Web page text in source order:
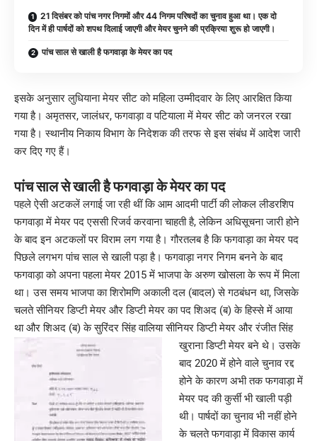
21 दिसंबर को पांच नगर निगमों और 44 निगम परिषदों का चुनाव हुआ था। एक दो
दिन में ही पार्षदों को शपथ दिलाई जाएगी और मेयर चुनने की प्रक्रिया शुरू हो जाएगी।
पांच साल से खाली है फगवाड़ा के मेयर का पद
इसके अनुसार लुधियाना मेयर सीट को महिला उम्मीदवार के लिए आरक्षित किया
गया है। अमृतसर, जालंधर, फगवाड़ा व पटियाला में मेयर सीट को जनरल रखा
गया है। स्थानीय निकाय विभाग के निदेशक की तरफ से इस संबंध में आदेश जारी
कर दिए गए हैं।
पांच साल से खाली है फगवाड़ा के मेयर का पद
पहले ऐसी अटकलें लगाई जा रही थीं कि आम आदमी पार्टी की लोकल लीडरशिप
फगवाड़ा में मेयर पद एससी रिजर्व करवाना चाहती है, लेकिन अधिसूचना जारी होने
के बाद इन अटकलों पर विराम लग गया है। गौरतलब है कि फगवाड़ा का मेयर पद
पिछले लगभग पांच साल से खाली पड़ा है। फगवाड़ा नगर निगम बनने के बाद
फगवाड़ा को अपना पहला मेयर 2015 में भाजपा के अरुण खोसला के रूप में मिला
था। उस समय भाजपा का शिरोमणि अकाली दल (बादल) से गठबंधन था, जिसके
चलते सीनियर डिप्टी मेयर और डिप्टी मेयर का पद शिअद (ब) के हिस्से में आया
था और शिअद (ब) के सुरिंदर सिंह वालिया सीनियर डिप्टी मेयर और रंजीत सिंह
खुराना डिप्टी मेयर बने थे।उसके
बाद 2020 में होने वाले चुनाव रद्द
होने के कारण अभी तक फगवाड़ा में
मेयर पद की कुर्सी भी खाली पड़ी
थी। पार्षदों का चुनाव भी नहीं होने
के चलते फगवाड़ा में विकास कार्य